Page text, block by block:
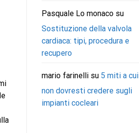
Pasquale Lo monacosu
Sostituzione della valvola
cardiaca: tipi, procedura e
recupero
mario farinellisu 5 miti a cui
non dovresti credere sugli
impianti cocleari